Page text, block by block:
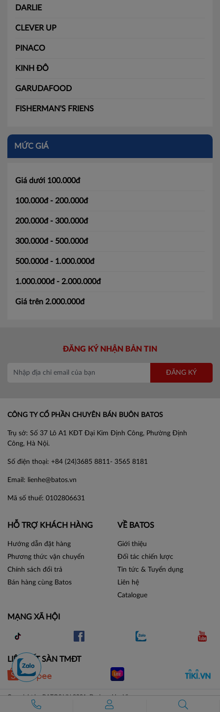
DARLIE
CLEVER UP
PINACO
KINH ĐÔ
GARUDAFOOD
FISHERMAN'S FRIENS
MỨC GIÁ
Giá dưới 100.000đ
100.000đ - 200.000đ
200.000đ - 300.000đ
300.000đ - 500.000đ
500.000đ - 1.000.000đ
1.000.000đ - 2.000.000đ
Giá trên 2.000.000đ
ĐĂNG KÝ NHẬN BẢN TIN
ĐĂNG KÝ
CÔNG TY CỔ PHẦN CHUYÊN BÁN BUÔN BATOS
Trụ sở: Số 37 Lô A1 KĐT Đại Kim Định Công, Phường Định
Công, Hà Nội.
Số điện thoại: +84 (24)3685 8811- 3565 8181
Email: lienhe@batos.vn
Mã số thuế: 0102806631
HỖ TRỢ KHÁCH HÀNG
Hướng dẫn đặt hàng
Phương thức vận chuyển
Chính sách đổi trả
Bán hàng cùng Batos
VỀ BATOS
Giới thiệu
Đối tác chiến lược
Tin tức & Tuyển dụng
Liên hệ
Catalogue
MẠNG XÃ HỘI
LIÊN KẾT SÀN TMĐT
Copyright by BATOS.VN 2021. Designed by Vicogroup.vn